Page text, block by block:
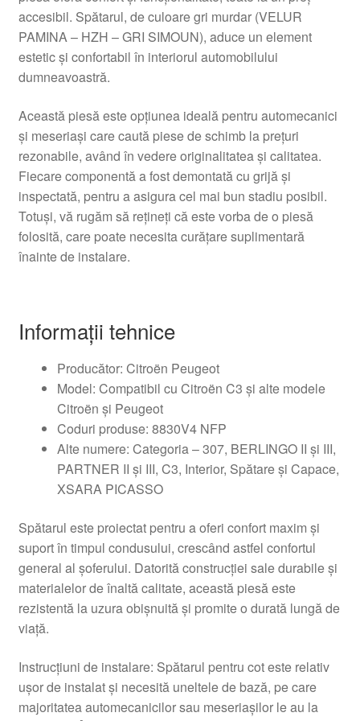
accesibil. Spătarul, de culoare gri murdar (VELUR
PAMINA – HZH – GRI SIMOUN), aduce un element
estetic și confortabil în interiorul automobilului
dumneavoastră.
Această piesă este opțiunea ideală pentru automecanici
și meseriași care caută piese de schimb la prețuri
rezonabile, având în vedere originalitatea și calitatea.
Fiecare componentă a fost demontată cu grijă și
inspectată, pentru a asigura cel mai bun stadiu posibil.
Totuși, vă rugăm să rețineți că este vorba de o piesă
folosită, care poate necesita curățare suplimentară
înainte de instalare.
Informații tehnice
Producător: Citroën Peugeot
Model: Compatibil cu Citroën C3 și alte modele
Citroën și Peugeot
Coduri produse: 8830V4 NFP
Alte numere: Categoria – 307, BERLINGO II și III,
PARTNER II și III, C3, Interior, Spătare și Capace,
XSARA PICASSO
Spătarul este proiectat pentru a oferi confort maxim și
suport în timpul condusului, crescând astfel confortul
general al șoferului. Datorită construcției sale durabile și
materialelor de înaltă calitate, această piesă este
rezistentă la uzura obișnuită și promite o durată lungă de
viață.
Instrucțiuni de instalare: Spătarul pentru cot este relativ
ușor de instalat și necesită uneltele de bază, pe care
majoritatea automecanicilor sau meseriașilor le au la